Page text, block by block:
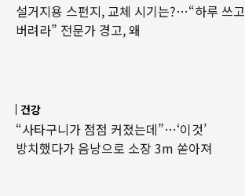
설거지용 스펀지, 교체 시기는?…“하루 쓰고
버려라” 전문가 경고, 왜
건강
“사타구니가 점점 커졌는데”…‘이것’
방치했다가 음낭으로 소장 3m 쏟아져